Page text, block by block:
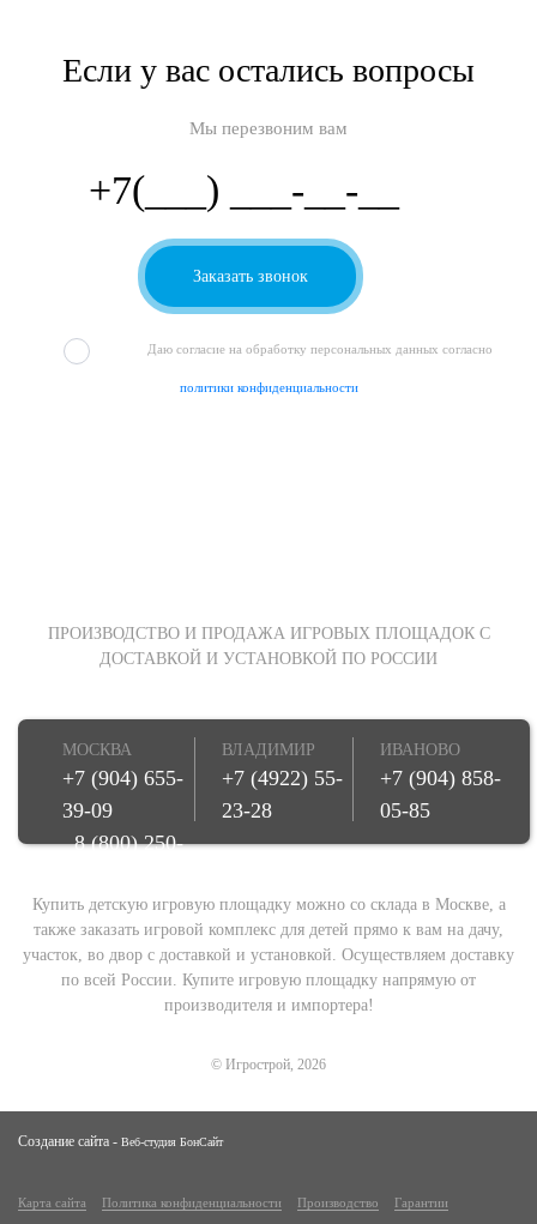
Если у вас остались вопросы
Мы перезвоним вам
Даю согласие на обработку персональных данных согласно
политики конфиденциальности
ПРОИЗВОДСТВО И ПРОДАЖА ИГРОВЫХ ПЛОЩАДОК С
ДОСТАВКОЙ И УСТАНОВКОЙ ПО РОССИИ
МОСКВА
+7 (904) 655-
39-09
8 (800) 250-
ВЛАДИМИР
+7 (4922) 55-
23-28
ИВАНОВО
+7 (904) 858-
05-85
Купить детскую игровую площадку можно со склада в Москве, а
также заказать игровой комплекс для детей прямо к вам на дачу,
участок, во двор с доставкой и установкой. Осуществляем доставку
по всей России. Купите игровую площадку напрямую от
производителя и импортера!
© Игрострой, 2026
Создание сайта - Веб-студия БонСайт
Карта сайта Политика конфиденциальности Производство Гарантии